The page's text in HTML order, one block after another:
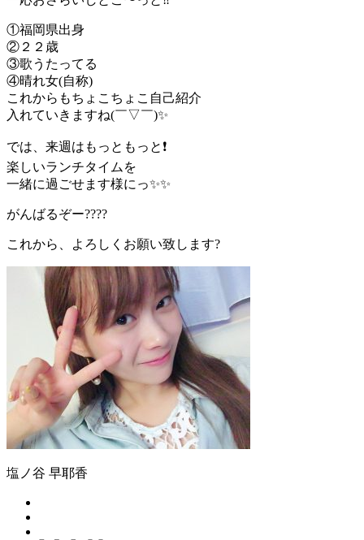
①福岡県出身
②２２歳
③歌うたってる
④晴れ女(自称)
これからもちょこちょこ自己紹介
入れていきますね(￣▽￣)✨
では、来週はもっともっと❗️
楽しいランチタイムを
一緒に過ごせます様にっ✨✨
がんばるぞー????
これから、よろしくお願い致します?
塩ノ谷 早耶香